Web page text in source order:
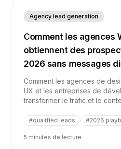
Agency lead generation
Comment les agences
obtiennent des
2026 sans messages
Comment les agences de
UX et les entreprises de
transformer le trafic et le
diagnostics et des
#qualified leads #2026
5 minutes de lecture